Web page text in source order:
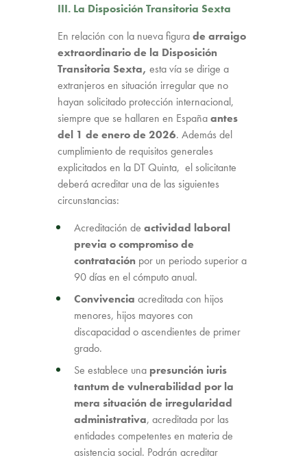
III. La Disposición Transitoria Sexta
En relación con la nueva figurade arraigo
extraordinariode la Disposición
Transitoria Sexta, esta vía se dirige a
extranjeros en situación irregular que no
hayan solicitado protección internacional,
siempre que se hallaren en Españaantes
del 1 de enero de 2026. Además del
cumplimiento de requisitos generales
explicitados en la DT Quinta, el solicitante
deberá acreditar una de las siguientes
circunstancias:
Acreditación de actividad laboral
previa o compromiso de
contratación por un periodo superior a
90 días en el cómputo anual.
Convivencia acreditada con hijos
menores, hijos mayores con
discapacidad o ascendientes de primer
grado.
Se establece una presunción iuris
tantum de vulnerabilidad por la
mera situación de irregularidad
administrativa, acreditada por las
entidades competentes en materia de
asistencia social. Podrán acreditar